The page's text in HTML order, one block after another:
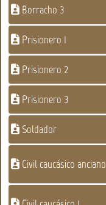
Borracho 3
Prisionero 1
Prisionero 2
Prisionero 3
Soldador
Civil caucásico anciano